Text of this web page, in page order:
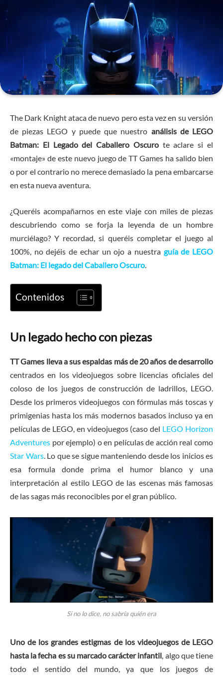
The Dark Knight ataca de nuevo pero esta vez en su versión
de piezas LEGO y puede que nuestro análisis de LEGO
Batman: El Legado del Caballero Oscurote aclare si el
«montaje» de este nuevo juego de TT Games ha salido bien
o por el contrario no merece demasiado la pena embarcarse
en esta nueva aventura.
¿Queréis acompañarnos en este viaje con miles de piezas
descubriendo como se forja la leyenda de un hombre
murciélago? Y recordad, si queréis completar el juego al
100%, no dejéis de echar un ojo a nuestra guía de LEGO
Batman: El legado del Caballero Oscuro.
Contenidos
Un legado hecho con piezas
TT Games lleva a sus espaldas más de 20 años de desarrollo
centrados en los videojuegos sobre licencias oficiales del
coloso de los juegos de construcción de ladrillos, LEGO.
Desde los primeros videojuegos con fórmulas más toscas y
primigenias hasta los más modernos basados incluso ya en
películas de LEGO, en videojuegos (caso del LEGO Horizon
Adventures por ejemplo) o en películas de acción real como
Star Wars. Lo que se sigue manteniendo desde los inicios es
esa formula donde prima el humor blanco y una
interpretación al estilo LEGO de las escenas más famosas
de las sagas más reconocibles por el gran público.
Si no lo dice, no sabría quién era
Uno de los grandes estigmas de los videojuegos de LEGO
hasta la fecha es su marcado carácter infantil, algo que tiene
todo el sentido del mundo, ya que los juegos de